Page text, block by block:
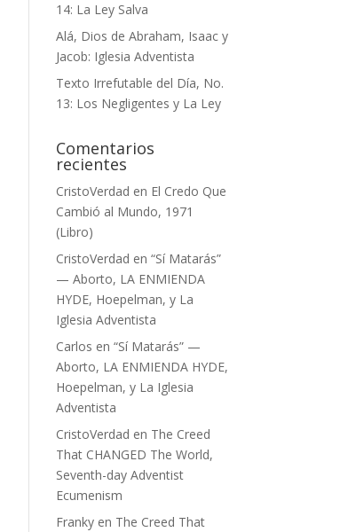
14: La Ley Salva
Alá, Dios de Abraham, Isaac y
Jacob: Iglesia Adventista
Texto Irrefutable del Día, No.
13: Los Negligentes y La Ley
Comentarios
recientes
CristoVerdad en El Credo Que
Cambió al Mundo, 1971
(Libro)
CristoVerdad en“Sí Matarás”
— Aborto, LA ENMIENDA
HYDE, Hoepelman, y La
Iglesia Adventista
Carlos en“Sí Matarás” —
Aborto, LA ENMIENDA HYDE,
Hoepelman, y La Iglesia
Adventista
CristoVerdad en The Creed
That CHANGED The World,
Seventh-day Adventist
Ecumenism
Franky en The Creed That